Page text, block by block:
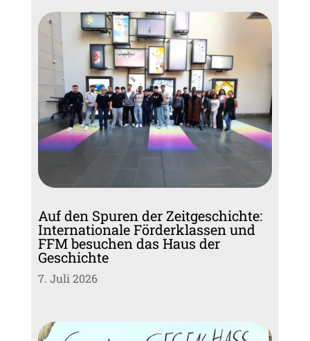
Auf den Spuren der Zeitgeschichte:
Internationale Förderklassen und
FFM besuchen das Haus der
Geschichte
7. Juli 2026